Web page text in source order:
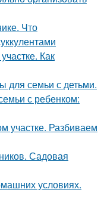
Что
Как
для семьи с детьми.
с ребенком:
участке. Разбиваем
Садовая
условиях.